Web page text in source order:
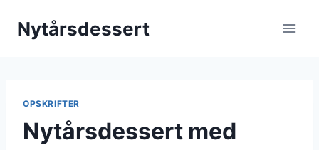
Nytårsdessert
OPSKRIFTER
Nytårsdessert med